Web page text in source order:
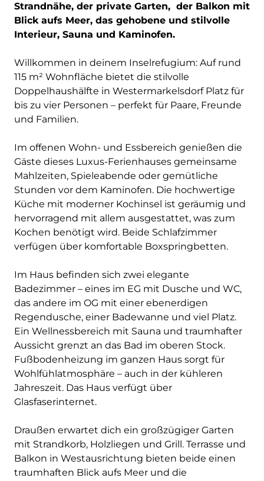
Strandnähe, der private Garten, der Balkon mit
Blick aufs Meer, das gehobene und stilvolle
Interieur, Sauna und Kaminofen.
Willkommen in deinem Inselrefugium: Auf rund
115 m² Wohnfläche bietet die stilvolle
Doppelhaushälfte in Westermarkelsdorf Platz für
bis zu vier Personen – perfekt für Paare, Freunde
und Familien.
Im offenen Wohn- und Essbereich genießen die
Gäste dieses Luxus-Ferienhauses gemeinsame
Mahlzeiten, Spieleabende oder gemütliche
Stunden vor dem Kaminofen. Die hochwertige
Küche mit moderner Kochinsel ist geräumig und
hervorragend mit allem ausgestattet, was zum
Kochen benötigt wird. Beide Schlafzimmer
verfügen über komfortable Boxspringbetten.
Im Haus befinden sich zwei elegante
Badezimmer – eines im EG mit Dusche und WC,
das andere im OG mit einer ebenerdigen
Regendusche, einer Badewanne und viel Platz.
Ein Wellnessbereich mit Sauna und traumhafter
Aussicht grenzt an das Bad im oberen Stock.
Fußbodenheizung im ganzen Haus sorgt für
Wohlfühlatmosphäre – auch in der kühleren
Jahreszeit. Das Haus verfügt über
Glasfaserinternet.
Draußen erwartet dich ein großzügiger Garten
mit Strandkorb, Holzliegen und Grill. Terrasse und
Balkon in Westausrichtung bieten beide einen
traumhaften Blick aufs Meer und die